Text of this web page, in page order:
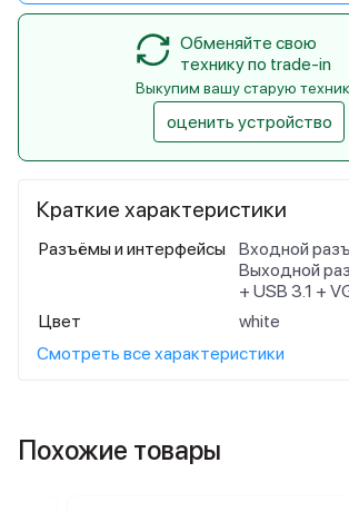
Краткие характеристики
Разъёмы и интерфейсы
Входной
Выходной
+ USB 3.1 +
Цвет
white
Смотреть все характеристики
Обменяйте свою
технику по trade-in
Выкупим вашу старую
оценить устройство
Похожие товары